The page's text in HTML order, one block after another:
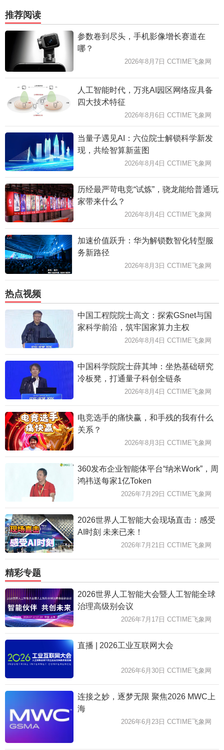
推荐阅读
参数卷到尽头，手机影像增长赛道在
哪？
2026年8月7日 CCTIME飞象网
人工智能时代，万兆AI园区网络应具备
四大技术特征
2026年8月6日 CCTIME飞象网
当量子遇见AI：六位院士解锁科学新发
现，共绘智算新蓝图
2026年8月4日 CCTIME飞象网
历经最严苛电竞“试炼”，骁龙能给普通玩
家带来什么？
2026年8月4日 CCTIME飞象网
加速价值跃升：华为解锁数智化转型服
务新路径
2026年8月3日 CCTIME飞象网
热点视频
中国工程院院士高文：探索GSnet与国
家科学前沿，筑牢国家算力主权
2026年8月4日 CCTIME飞象网
中国科学院院士薛其坤：坐热基础研究
冷板凳，打通量子科创全链条
2026年8月4日 CCTIME飞象网
电竞选手的痛快赢，和手残的我有什么
关系？
2026年8月3日 CCTIME飞象网
360发布企业智能体平台“纳米Work”，周
鸿祎送每家1亿Token
2026年7月29日 CCTIME飞象网
2026世界人工智能大会现场直击：感受
AI时刻 未来已来！
2026年7月21日 CCTIME飞象网
精彩专题
2026世界人工智能大会暨人工智能全球
治理高级别会议
2026年7月17日 CCTIME飞象网
直播 | 2026工业互联网大会
2026年6月30日 CCTIME飞象网
连接之妙，逐梦无限 聚焦2026 MWC上
海
2026年6月23日 CCTIME飞象网